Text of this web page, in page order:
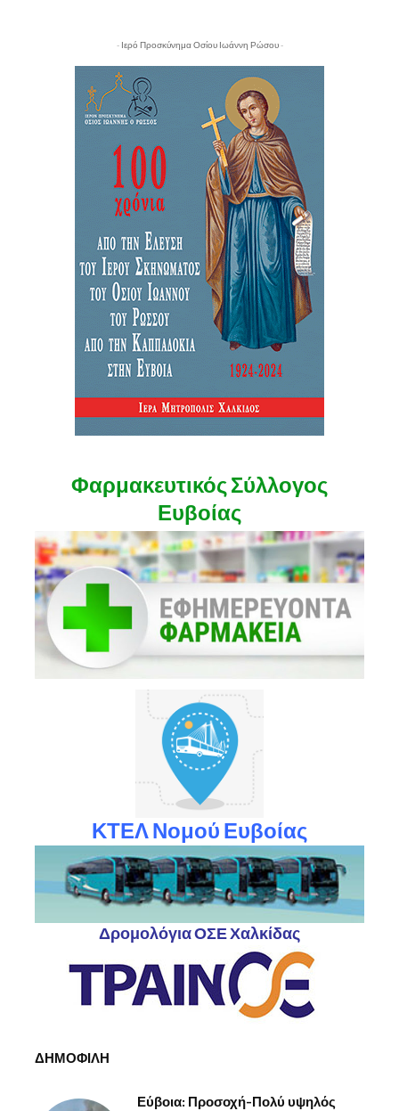
- Ιερό Προσκύνημα Οσίου Ιωάννη Ρώσου -
Φαρμακευτικός Σύλλογος
Ευβοίας
ΚΤΕΛ Νομού Ευβοίας
Δρομολόγια ΟΣΕ Χαλκίδας
ΔΗΜΟΦΙΛΗ
Εύβοια: Προσοχή-Πολύ υψηλός